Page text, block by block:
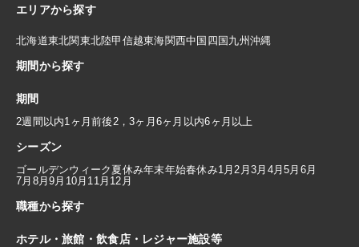
エリアから探す
北海道東北関東北陸甲信越東海関西中国 四国 九州 沖縄
期間から探す
期間
2週間以内1ヶ月前後2，3ヶ月 6ヶ月以内6ヶ月以上
シーズン
ゴールデンウィーク 夏休み年末年始春休み1月2月3月 4月5月 6月
7月 8月9月 10月 11月 12月
職種から探す
ホテル・旅館・飲食店・レジャー施設等